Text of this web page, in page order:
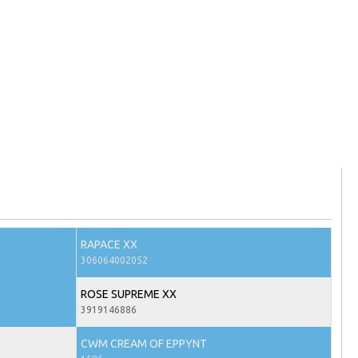
RAPACE XX
306064002052
ROSE SUPREME XX
3919146886
CWM CREAM OF EPPYNT